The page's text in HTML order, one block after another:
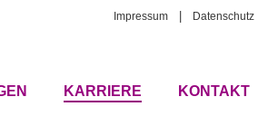
Impressum Datenschutz
KARRIERE KONTAKT